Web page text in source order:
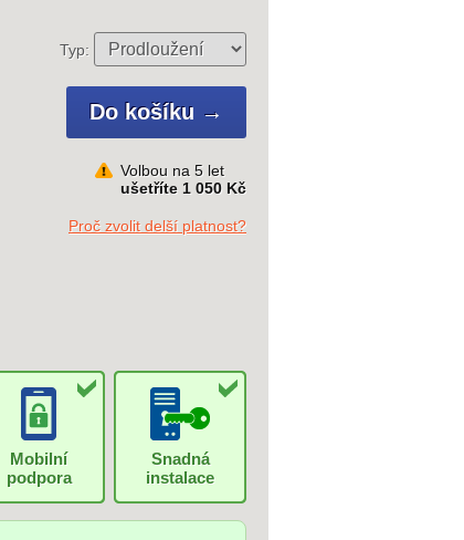
Typ:
Volbou na 5 let
ušetříte 1 050 Kč
Proč zvolit delší platnost?
Mobilní
podpora
Snadná
instalace